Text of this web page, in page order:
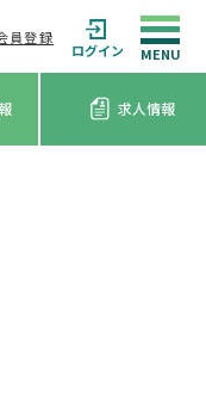
員登録
ログイン
求人情報